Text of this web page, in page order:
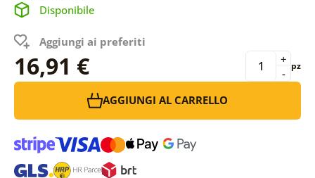
Disponibile
Aggiungi ai preferiti
16,91 € -
+ pz
AGGIUNGI AL CARRELLO